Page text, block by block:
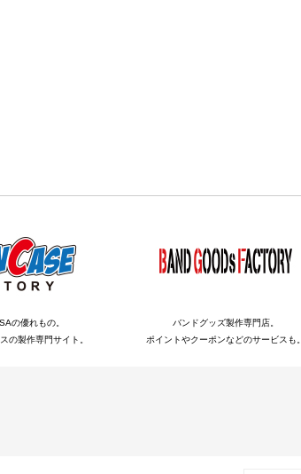
の優れもの。
の製作専門サイト。
バンドグッズ製作専門店。
ポイントやクーポンなどのサービスも。